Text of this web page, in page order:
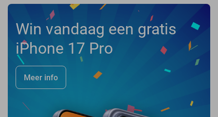
Win vandaag een gratis
iPhone 17 Pro
Meer info